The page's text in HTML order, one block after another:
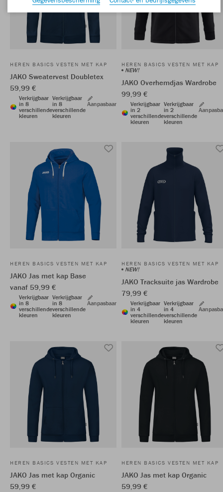
HEREN BASICS VESTEN MET KAP
JAKO Sweatervest Doubletex
59,99 €
Verkrijgbaar
in 8
verschillende
kleuren
Verkrijgbaar
in 8
verschillende
kleuren
Aanpasbaar
HEREN BASICS VESTEN MET KAP
NEW!
JAKO Overhemdjas Wardrobe
99,99 €
Verkrijgbaar
in 2
verschillende
kleuren
Verkrijgbaar
in 2
verschillende
kleuren
HEREN BASICS VESTEN MET KAP
JAKO Jas met kap Base
vanaf 59,99 €
Verkrijgbaar
in 8
verschillende
kleuren
Verkrijgbaar
in 8
verschillende
kleuren
Aanpasbaar
HEREN BASICS VESTEN MET KAP
NEW!
JAKO Tracksuite jas Wardrobe
79,99 €
Verkrijgbaar
in 4
verschillende
kleuren
Verkrijgbaar
in 4
verschillende
kleuren
HEREN BASICS VESTEN MET KAP
JAKO Jas met kap Organic
59,99 €
HEREN BASICS VESTEN MET KAP
JAKO Jas met kap Organic
59,99 €